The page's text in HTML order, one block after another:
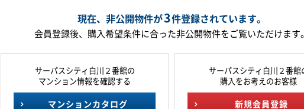
現在、非公開物件が 3件登録されています。
会員登録後、購入希望条件に合った非公開物件をご覧いただけます
サーパスシティ白川２番館の
マンション情報を確認する
マンションカタログ
サーパスシティ白川２番館
購入をお考えのお客様
新規会員登録